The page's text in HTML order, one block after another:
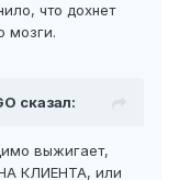
что дохнет
мозги.
сказал:
выжигает,
КЛИЕНТА, или